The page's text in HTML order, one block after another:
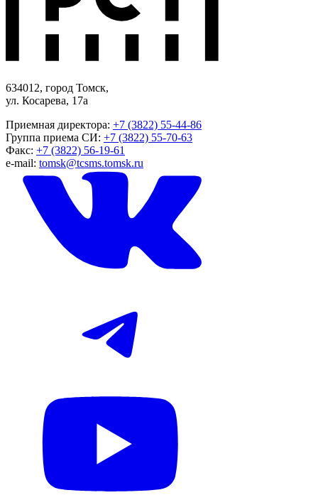
634012, город Томск,
ул. Косарева, 17а
Приемная директора: +7 (3822) 55-44-86
Группа приема СИ: +7 (3822) 55-70-63
Факс: +7 (3822) 56-19-61
e-mail: tomsk@tcsms.tomsk.ru